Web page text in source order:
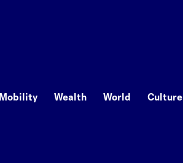
Mobility Wealth World Culture